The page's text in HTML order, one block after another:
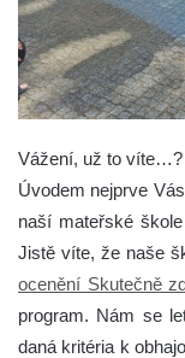
Vážení, už to víte…?
Úvodem nejprve
naší mateřské
Jistě víte, že naše
ocenění Skutečně
program. Nám se
daná kritéria k